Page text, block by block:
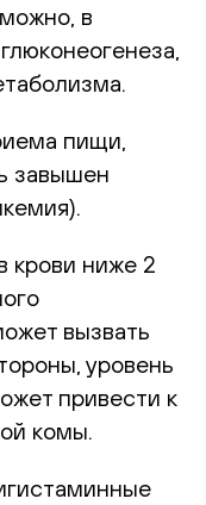
в
пищи,
завышен
крови ниже 2
вызвать
уровень
привести к
комы.